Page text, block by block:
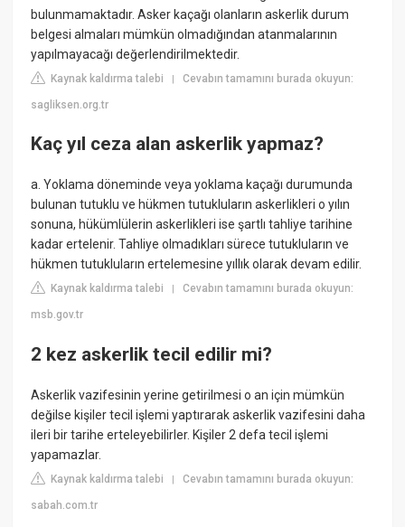
bulunmamaktadır. Asker kaçağı olanların askerlik durum
belgesi almaları mümkün olmadığından atanmalarının
yapılmayacağı değerlendirilmektedir.
Kaynak kaldırma talebi |Cevabın tamamını burada okuyun:
sagliksen.org.tr
Kaç yıl ceza alan askerlik yapmaz?
a. Yoklama döneminde veya yoklama kaçağı durumunda
bulunan tutuklu ve hükmen tutukluların askerlikleri o yılın
sonuna, hükümlülerin askerlikleri ise şartlı tahliye tarihine
kadar ertelenir. Tahliye olmadıkları sürece tutukluların ve
hükmen tutukluların ertelemesine yıllık olarak devam edilir.
Kaynak kaldırma talebi |Cevabın tamamını burada okuyun:
msb.gov.tr
2 kez askerlik tecil edilir mi?
Askerlik vazifesinin yerine getirilmesi o an için mümkün
değilse kişiler tecil işlemi yaptırarak askerlik vazifesini daha
ileri bir tarihe erteleyebilirler. Kişiler 2 defa tecil işlemi
yapamazlar.
Kaynak kaldırma talebi |Cevabın tamamını burada okuyun:
sabah.com.tr